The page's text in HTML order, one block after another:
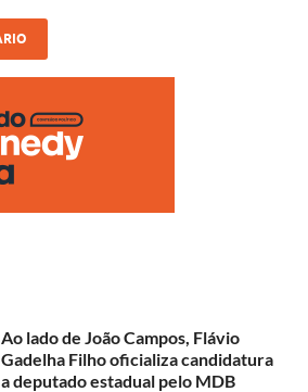
Ao lado de João Campos, Flávio
Gadelha Filho oficializa candidatura
a deputado estadual pelo MDB